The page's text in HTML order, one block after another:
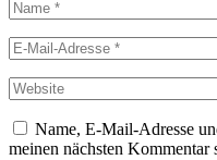
Name, E-Mail-Adresse
meinen nächsten Kommentar